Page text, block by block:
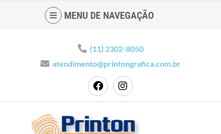
MENU DE NAVEGAÇÃO
(11) 2302-8050
atendimento@printongrafica.com.br